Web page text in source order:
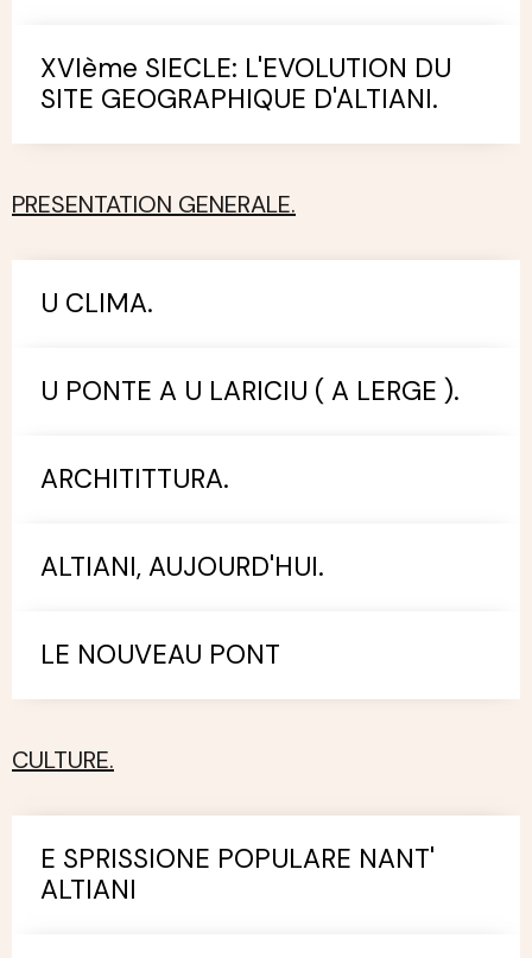
XVIème SIECLE: L'EVOLUTION DU
SITE GEOGRAPHIQUE D'ALTIANI.
PRESENTATION GENERALE.
U CLIMA.
U PONTE A U LARICIU ( A LERGE ).
ARCHITITTURA.
ALTIANI, AUJOURD'HUI.
LE NOUVEAU PONT
CULTURE.
E SPRISSIONE POPULARE NANT'
ALTIANI